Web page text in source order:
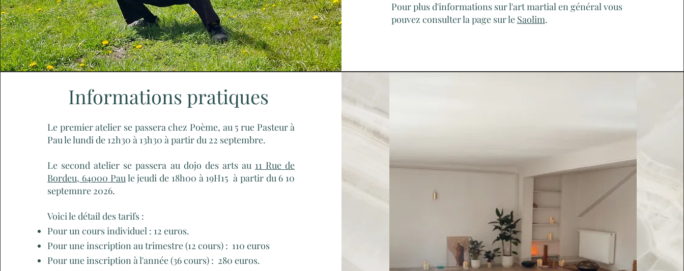
Pour plus d'informations sur l'art martial en général vous
pouvez consulter la page sur le Saolim.
Informations pratiques
Le premier atelier se passera chez Poème, au 5 rue Pasteur à
Pau le lundi de 12h30 à 13h30 à partir du 22 septembre.
Le second atelier se passera au dojo des arts au 11 Rue de
Bordeu, 64000 Paule jeudi de 18h00 à 19H15 à partir du 6 10
septemnre 2026.
Voici le détail des tarifs :
Pour un cours individuel : 12 euros.
Pour une inscription au trimestre (12 cours) : 110 euros
Pour une inscription à l'année (36 cours) : 280 euros.